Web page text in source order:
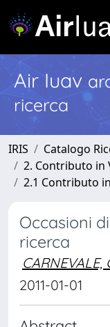
Air Iuav
ricerca
IRIS
Catalogo
2. Contributo in
2.1 Contributo
Occasioni
ricerca
CARNEVALE,
2011-01-01